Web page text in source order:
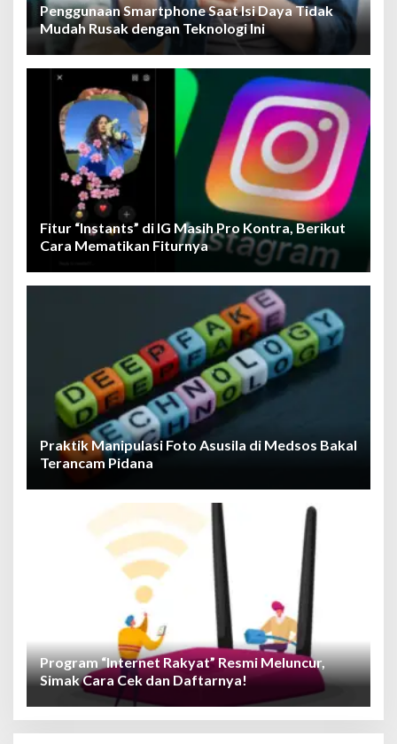
Penggunaan Smartphone Saat Isi Daya Tidak
Mudah Rusak dengan Teknologi Ini
Fitur “Instants” di IG Masih Pro Kontra, Berikut
Cara Mematikan Fiturnya
Praktik Manipulasi Foto Asusila di Medsos Bakal
Terancam Pidana
Program “Internet Rakyat” Resmi Meluncur,
Simak Cara Cek dan Daftarnya!